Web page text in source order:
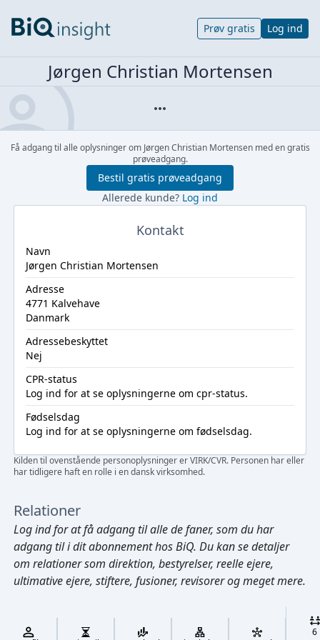
Cmd/Ctrl + K
Prøv gratis Log ind
Jørgen Christian Mortensen
Få adgang til alle oplysninger om Jørgen Christian Mortensen med en gratis
prøveadgang.
Bestil gratis prøveadgang
Allerede kunde? Log ind
Kontakt
Navn
Jørgen Christian Mortensen
Adresse
4771 Kalvehave
Danmark
Adressebeskyttet
Nej
CPR-status
Log ind for at se oplysningerne om cpr-status.
Fødselsdag
Log ind for at se oplysningerne om fødselsdag.
Kilden til ovenstående personoplysninger er VIRK/CVR. Personen har eller
har tidligere haft en rolle i en dansk virksomhed.
Relationer
Log indfor at få adgang til alle de faner, som du har
adgang til i dit abonnement hos BiQ. Du kan se detaljer
om relationer som direktion, bestyrelser, reelle ejere,
ultimative ejere, stiftere, fusioner, revisorer og meget mere.
6